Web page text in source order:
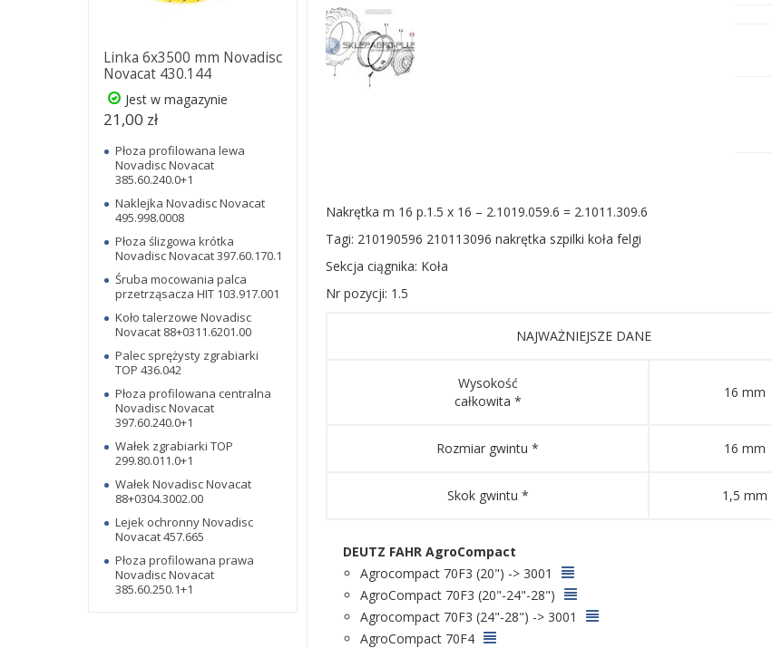
Nakrętka m 16 p.1.5 x 16 – 2.1019.059.6 = 2.1011.309.6
Tagi: 210190596 210113096 nakrętka szpilki koła felgi
Sekcja ciągnika: Koła
Nr pozycji: 1.5
NAJWAŻNIEJSZE DANE
Wysokość
całkowita *
16 mm
Rozmiar gwintu * 16 mm
Skok gwintu * 1,5 mm
DEUTZ FAHR AgroCompact
Agrocompact 70F3 (20") -> 3001
AgroCompact 70F3 (20"-24"-28")
Agrocompact 70F3 (24"-28") -> 3001
AgroCompact 70F4
Linka 6x3500 mm Novadisc
Novacat 430.144
Jest w magazynie
21,00 zł
Płoza profilowana lewa
Novadisc Novacat
385.60.240.0+1
Naklejka Novadisc Novacat
495.998.0008
Płoza ślizgowa krótka
Novadisc Novacat 397.60.170.1
Śruba mocowania palca
przetrząsacza HIT 103.917.001
Koło talerzowe Novadisc
Novacat 88+0311.6201.00
Palec sprężysty zgrabiarki
TOP 436.042
Płoza profilowana centralna
Novadisc Novacat
397.60.240.0+1
Wałek zgrabiarki TOP
299.80.011.0+1
Wałek Novadisc Novacat
88+0304.3002.00
Lejek ochronny Novadisc
Novacat 457.665
Płoza profilowana prawa
Novadisc Novacat
385.60.250.1+1